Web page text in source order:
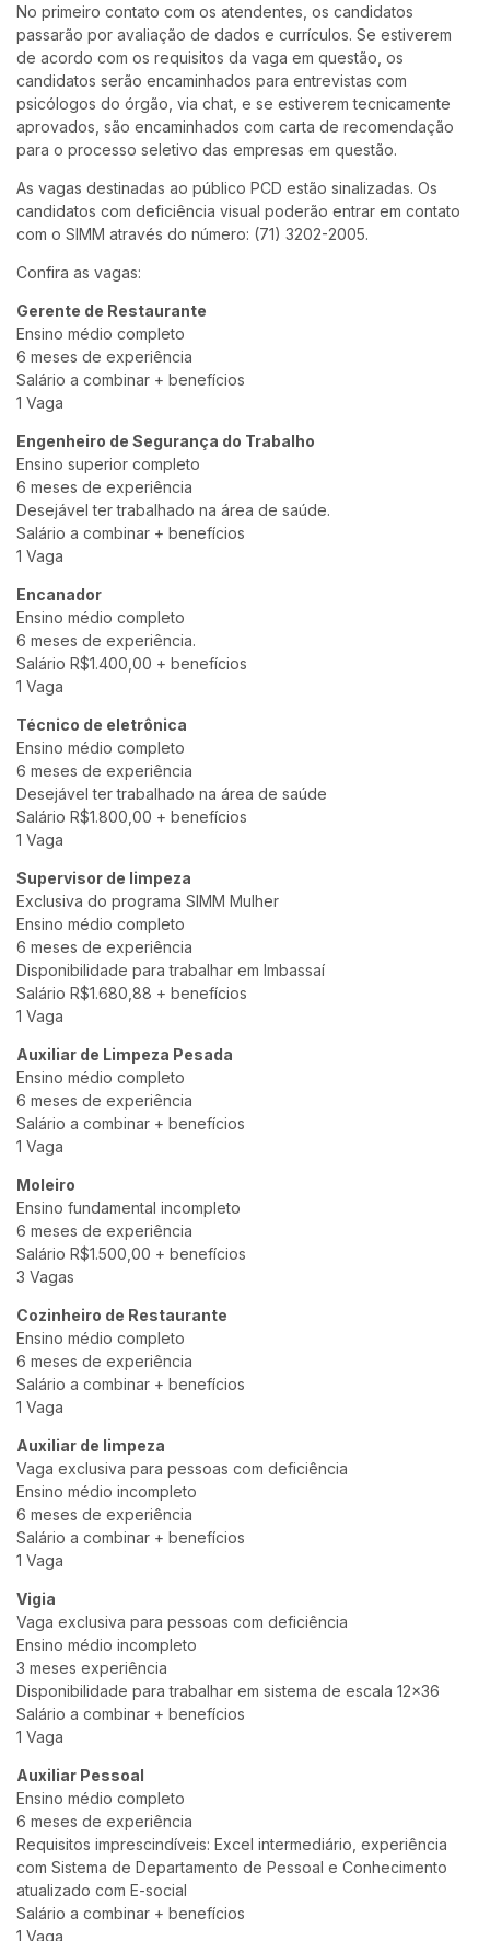
No primeiro contato com os atendentes, os candidatos
passarão por avaliação de dados e currículos. Se estiverem
de acordo com os requisitos da vaga em questão, os
candidatos serão encaminhados para entrevistas com
psicólogos do órgão, via chat, e se estiverem tecnicamente
aprovados, são encaminhados com carta de recomendação
para o processo seletivo das empresas em questão.
As vagas destinadas ao público PCD estão sinalizadas. Os
candidatos com deficiência visual poderão entrar em contato
com o SIMM através do número: (71) 3202-2005.
Confira as vagas:
Gerente de Restaurante
Ensino médio completo
6 meses de experiência
Salário a combinar + benefícios
1 Vaga
Engenheiro de Segurança do Trabalho
Ensino superior completo
6 meses de experiência
Desejável ter trabalhado na área de saúde.
Salário a combinar + benefícios
1 Vaga
Encanador
Ensino médio completo
6 meses de experiência.
Salário R$1.400,00 + benefícios
1 Vaga
Técnico de eletrônica
Ensino médio completo
6 meses de experiência
Desejável ter trabalhado na área de saúde
Salário R$1.800,00 + benefícios
1 Vaga
Supervisor de limpeza
Exclusiva do programa SIMM Mulher
Ensino médio completo
6 meses de experiência
Disponibilidade para trabalhar em Imbassaí
Salário R$1.680,88 + benefícios
1 Vaga
Auxiliar de Limpeza Pesada
Ensino médio completo
6 meses de experiência
Salário a combinar + benefícios
1 Vaga
Moleiro
Ensino fundamental incompleto
6 meses de experiência
Salário R$1.500,00 + benefícios
3 Vagas
Cozinheiro de Restaurante
Ensino médio completo
6 meses de experiência
Salário a combinar + benefícios
1 Vaga
Auxiliar de limpeza
Vaga exclusiva para pessoas com deficiência
Ensino médio incompleto
6 meses de experiência
Salário a combinar + benefícios
1 Vaga
Vigia
Vaga exclusiva para pessoas com deficiência
Ensino médio incompleto
3 meses experiência
Disponibilidade para trabalhar em sistema de escala 12×36
Salário a combinar + benefícios
1 Vaga
Auxiliar Pessoal
Ensino médio completo
6 meses de experiência
Requisitos imprescindíveis: Excel intermediário, experiência
com Sistema de Departamento de Pessoal e Conhecimento
atualizado com E-social
Salário a combinar + benefícios
1 Vaga